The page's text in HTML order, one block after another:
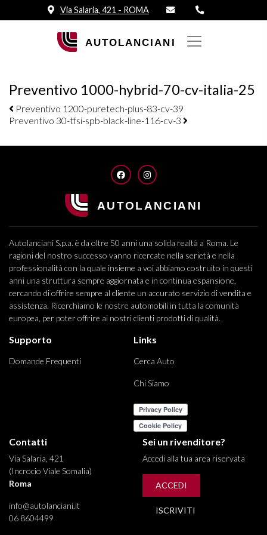
Via Salaria, 421 - ROMA
Preventivo 1000-hybrid-70-cv-italia-25
Navigazione elementi
Preventivo 1200-puretech-plus-83-cv-39
Preventivo 30-tfsi-spb-black-line-116-cv-3
FACEBOOKINSTAGRAM
Autolanciani S.p.a. è da oltre 50 anni una solida realtà a Roma. Le
ragioni del nostro successo vanno ricercate nella serietà e nella
professionalità con la quale insieme a voi abbiamo costruito in questi
anni una struttura sempre aggiornata e in continua espansione,
cercando di offrire sempre al cliente un accurato servizio di vendita e
assistenza. Ricerchiamo le nostre automobili in tutta la comunità
europea, per poter offrire ai nostri clienti prodotti di qualità.
Supporto
Domande Frequenti
Links
Cerca Auto
Chi Siamo
Contatti
Via Salaria, 421
(Incrocio Viale Somalia)
Roma
info@autolanciani.it
06 8604499
Sei un rivenditore?
Accedi alla tua area riservata
ACCEDI
ISCRIVITI